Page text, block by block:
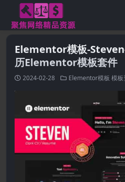
Elementor模板-
历Elementor模板套件
2024-02-28 Elementor模板 模板